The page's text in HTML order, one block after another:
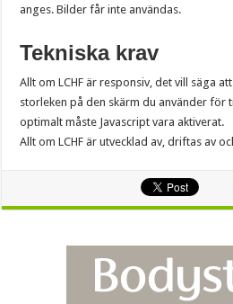
anges. Bilder får inte användas.
Tekniska krav
Allt om LCHF är responsiv, det vill säga
storleken på den skärm du använder för
optimalt måste Javascript vara aktiverat.
Allt om LCHF är utvecklad av, driftas av